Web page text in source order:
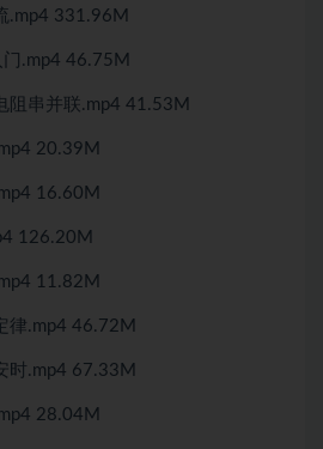
.mp4 331.96M
.mp4 46.75M
阻串并联.mp4 41.53M
20.39M
16.60M
126.20M
11.82M
律.mp4 46.72M
时.mp4 67.33M
28.04M